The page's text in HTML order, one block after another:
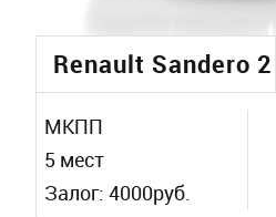
Renault Sandero 2
МКПП
5 мест
Залог: 4000руб.